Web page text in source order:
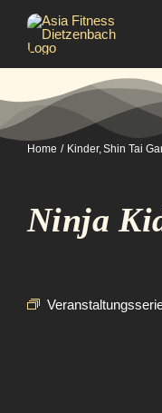
Inhalt
springen
Home Kinder Shin Tai
Ninja